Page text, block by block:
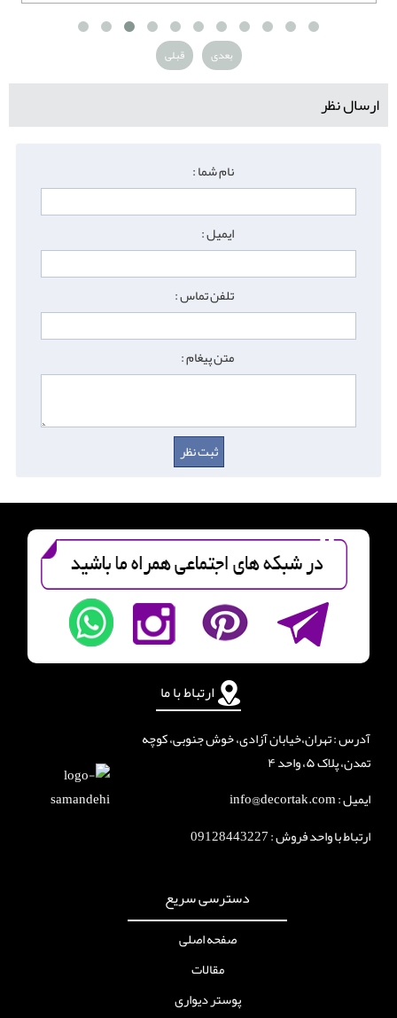
قبلی بعدی
ارسال نظر
نام شما :
ایمیل :
تلفن تماس :
متن پیغام :
دسترسی سریع
صفحه اصلی
مقالات
پوستر دیواری
ارتباط با ما
آدرس : تهران،خیابان آزادی، خوش جنوبی، کوچه
تمدن، پلاک ۵، واحد ۴
ایمیل : info@decortak.com
ارتباط با واحد فروش :09128443227